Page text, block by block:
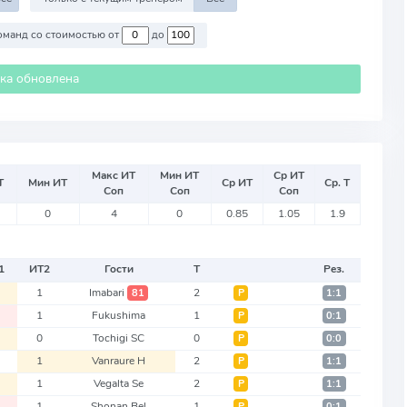
Против команд со стоимостью от до
обновлена
Мин ИТ
Макс ИТ
Соп
Мин ИТ
Соп
Ср ИТ
Ср ИТ
Соп
Ср. Т
0 4 0 0.85 1.05 1.9
ИТ2 Гости Т
Рез.
1
Imabari 81 2 Р 1:1
1 Fukushima 1 Р 0:1
0 Tochigi SC 0 Р 0:0
1 Vanraure H 2 Р 1:1
1 Vegalta Se 2 Р 1:1